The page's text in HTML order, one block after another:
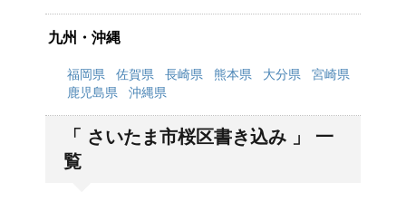
九州・沖縄
福岡県 佐賀県 長崎県 熊本県 大分県
宮崎県
鹿児島県
沖縄県
「 さいたま市桜区書き込み 」 一
覧